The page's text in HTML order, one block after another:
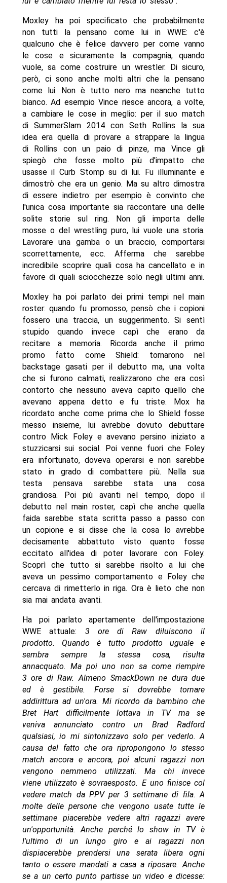
Moxley ha poi specificato che probabilmente
non tutti la pensano come lui in WWE: c'è
qualcuno che è felice davvero per come vanno
le cose e sicuramente la compagnia, quando
vuole, sa come costruire un wrestler. Di sicuro,
però, ci sono anche molti altri che la pensano
come lui. Non è tutto nero ma neanche tutto
bianco. Ad esempio Vince riesce ancora, a volte,
a cambiare le cose in meglio: per il suo match
di SummerSlam 2014 con Seth Rollins la sua
idea era quella di provare a strappare la lingua
di Rollins con un paio di pinze, ma Vince gli
spiegò che fosse molto più d'impatto che
usasse il Curb Stomp su di lui. Fu illuminante e
dimostrò che era un genio. Ma su altro dimostra
di essere indietro: per esempio è convinto che
l'unica cosa importante sia raccontare una delle
solite storie sul ring. Non gli importa delle
mosse o del wrestling puro, lui vuole una storia.
Lavorare una gamba o un braccio, comportarsi
scorrettamente, ecc. Afferma che sarebbe
incredibile scoprire quali cosa ha cancellato e in
favore di quali sciocchezze solo negli ultimi anni.
Moxley ha poi parlato dei primi tempi nel main
roster: quando fu promosso, pensò che i copioni
fossero una traccia, un suggerimento. Si sentì
stupido quando invece capì che erano da
recitare a memoria. Ricorda anche il primo
promo fatto come Shield: tornarono nel
backstage gasati per il debutto ma, una volta
che si furono calmati, realizzarono che era così
contorto che nessuno aveva capito quello che
avevano appena detto e fu triste. Mox ha
ricordato anche come prima che lo Shield fosse
messo insieme, lui avrebbe dovuto debuttare
contro Mick Foley e avevano persino iniziato a
stuzzicarsi sui social. Poi venne fuori che Foley
era infortunato, doveva operarsi e non sarebbe
stato in grado di combattere più. Nella sua
testa pensava sarebbe stata una cosa
grandiosa. Poi più avanti nel tempo, dopo il
debutto nel main roster, capì che anche quella
faida sarebbe stata scritta passo a passo con
un copione e si disse che la cosa lo avrebbe
decisamente abbattuto visto quanto fosse
eccitato all'idea di poter lavorare con Foley.
Scoprì che tutto si sarebbe risolto a lui che
aveva un pessimo comportamento e Foley che
cercava di rimetterlo in riga. Ora è lieto che non
sia mai andata avanti.
Ha poi parlato apertamente dell'impostazione
WWE attuale: 3 ore di Raw diluiscono il
prodotto. Quando è tutto prodotto uguale e
sembra sempre la stessa cosa, risulta
annacquato. Ma poi uno non sa come riempire
3 ore di Raw. Almeno SmackDown ne dura due
ed è gestibile. Forse si dovrebbe tornare
addirittura ad un'ora. Mi ricordo da bambino che
Bret Hart difficilmente lottava in TV ma se
veniva annunciato contro un Brad Radford
qualsiasi, io mi sintonizzavo solo per vederlo. A
causa del fatto che ora ripropongono lo stesso
match ancora e ancora, poi alcuni ragazzi non
vengono nemmeno utilizzati. Ma chi invece
viene utilizzato è sovraesposto. E uno finisce col
vedere match da PPV per 3 settimane di fila. A
molte delle persone che vengono usate tutte le
settimane piacerebbe vedere altri ragazzi avere
un'opportunità. Anche perché lo show in TV è
l'ultimo di un lungo giro e ai ragazzi non
dispiacerebbe prendersi una serata libera ogni
tanto o essere mandati a casa a riposare. Anche
se a un certo punto partisse un video e dicesse: